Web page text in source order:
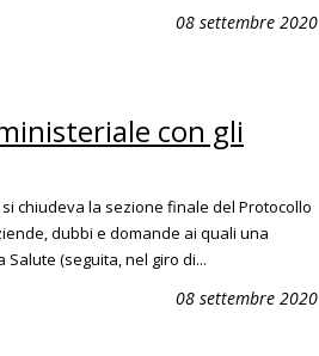
08 settembre 2020
con gli
chiudeva la sezione finale del Protocollo
dubbi e domande ai quali una
(seguita, nel giro di...
08 settembre 2020